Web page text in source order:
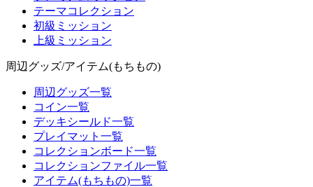
テーマコレクション
初級ミッション
上級ミッション
周辺グッズ/アイテム(もちもの)
周辺グッズ一覧
コイン一覧
デッキシールド一覧
プレイマット一覧
コレクションボード一覧
コレクションファイル一覧
アイテム(もちもの)一覧